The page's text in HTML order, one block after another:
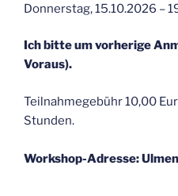
Donnerstag, 15.10.2026 –
Ich bitte um vorherige
Voraus).
Teilnahmegebühr 10,00
Stunden.
Workshop-Adresse: